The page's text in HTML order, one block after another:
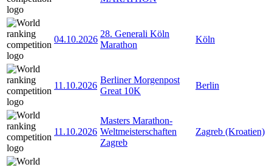
04.10.2026
28. Generali Köln
Marathon
Köln
11.10.2026
Berliner Morgenpost
Great 10K
Berlin
11.10.2026
Masters Marathon-
Weltmeisterschaften
Zagreb
Zagreb (Kroatien)